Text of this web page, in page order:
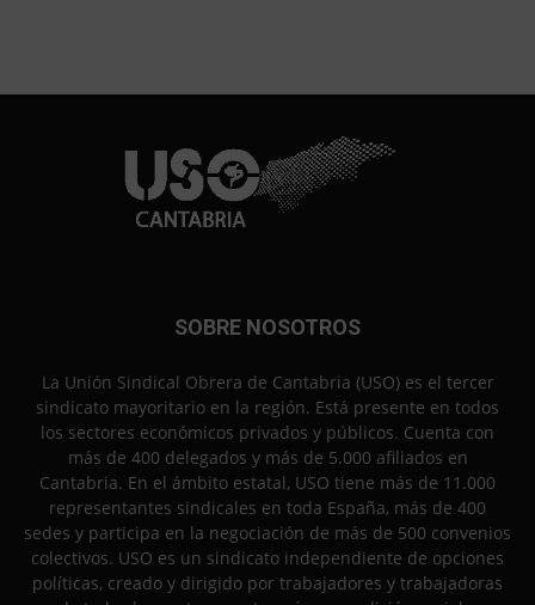
SOBRE NOSOTROS
La Unión Sindical Obrera de Cantabria (USO) es el tercer
sindicato mayoritario en la región. Está presente en todos
los sectores económicos privados y públicos. Cuenta con
más de 400 delegados y más de 5.000 afiliados en
Cantabria. En el ámbito estatal, USO tiene más de 11.000
representantes sindicales en toda España, más de 400
sedes y participa en la negociación de más de 500 convenios
colectivos. USO es un sindicato independiente de opciones
políticas, creado y dirigido por trabajadores y trabajadoras